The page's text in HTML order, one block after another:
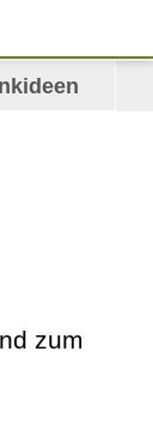
zum